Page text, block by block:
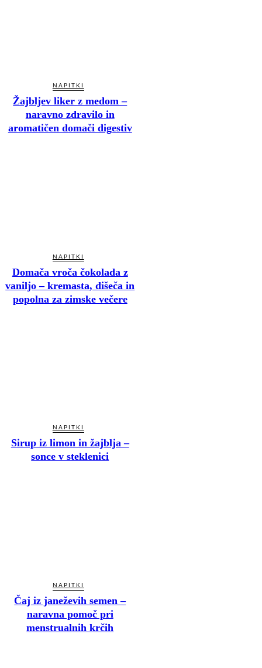
NAPITKI
Žajbljev liker z medom –
naravno zdravilo in
aromatičen domači digestiv
NAPITKI
Domača vroča čokolada z
vaniljo – kremasta, dišeča in
popolna za zimske večere
NAPITKI
Sirup iz limon in žajblja –
sonce v steklenici
NAPITKI
Čaj iz janeževih semen –
naravna pomoč pri
menstrualnih krčih